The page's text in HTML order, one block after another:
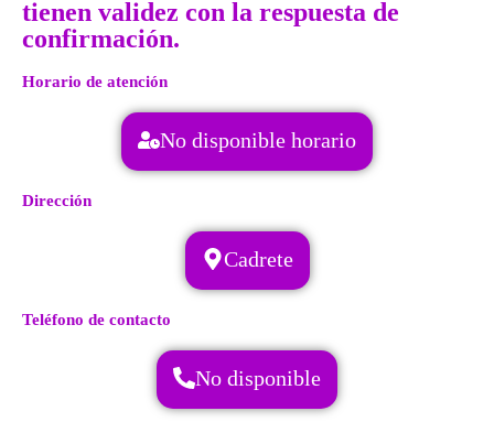
tienen validez con la respuesta de
confirmación.
Horario de atención
No disponible horario
Dirección
Cadrete
Teléfono de contacto
No disponible